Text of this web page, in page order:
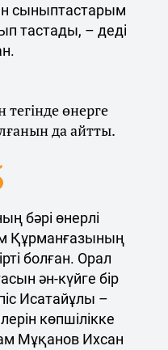
сыныптастарым
тастады, – деді
өнерге
да айтты.
бәрі өнерлі
Құрманғазының
болған. Орал
ән-күйге бір
Исатайұлы –
көпшілікке
Мұқанов Ихсан